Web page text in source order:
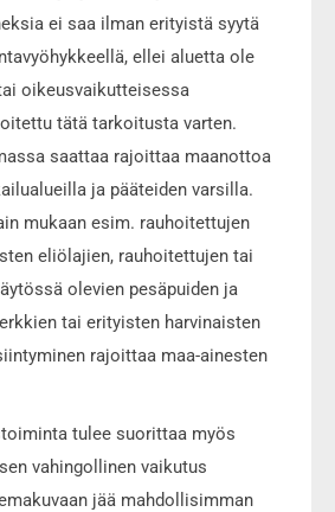
ei saa ilman erityistä syytä
ellei aluetta ole
oikeusvaikutteisessa
tätä tarkoitusta varten.
saattaa rajoittaa maanottoa
ja pääteiden varsilla.
mukaan esim. rauhoitettujen
eliölajien, rauhoitettujen tai
olevien pesäpuiden ja
tai erityisten harvinaisten
rajoittaa maa-ainesten
tulee suorittaa myös
vahingollinen vaikutus
jää mahdollisimman